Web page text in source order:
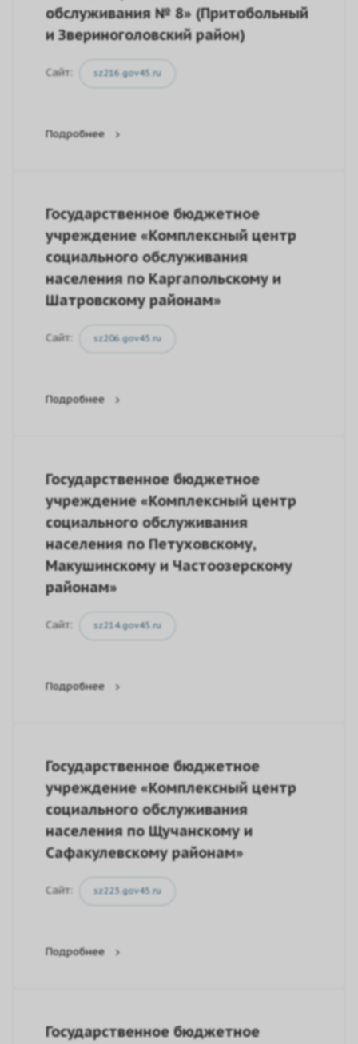
обслуживания № 8» (Притобольный
и Звериноголовский район)
Сайт: sz216.gov45.ru
Подробнее
Государственное бюджетное
учреждение «Комплексный центр
социального обслуживания
населения по Каргапольскому и
Шатровскому районам»
Сайт: sz206.gov45.ru
Подробнее
Государственное бюджетное
учреждение «Комплексный центр
социального обслуживания
населения по Петуховскому,
Макушинскому и Частоозерскому
районам»
Сайт: sz214.gov45.ru
Подробнее
Государственное бюджетное
учреждение «Комплексный центр
социального обслуживания
населения по Щучанскому и
Сафакулевскому районам»
Сайт: sz223.gov45.ru
Подробнее
Государственное бюджетное